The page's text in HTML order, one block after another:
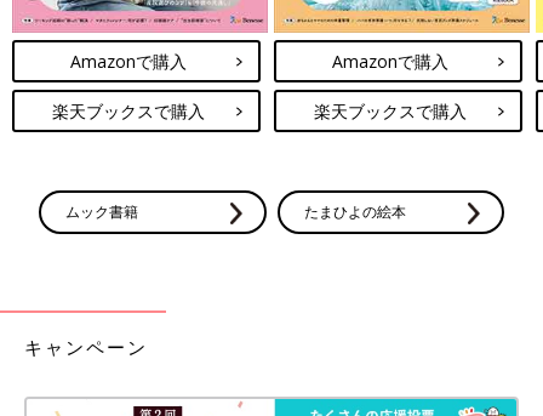
Amazonで購入
楽天ブックスで購入
Amazonで購入
楽天ブックスで購入
ムック書籍 たまひよの絵本
キャンペーン